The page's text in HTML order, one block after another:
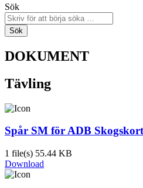
Sök
Sök
DOKUMENT
Tävling
Spår SM för ADB
1 file(s) 55.44 KB
Download